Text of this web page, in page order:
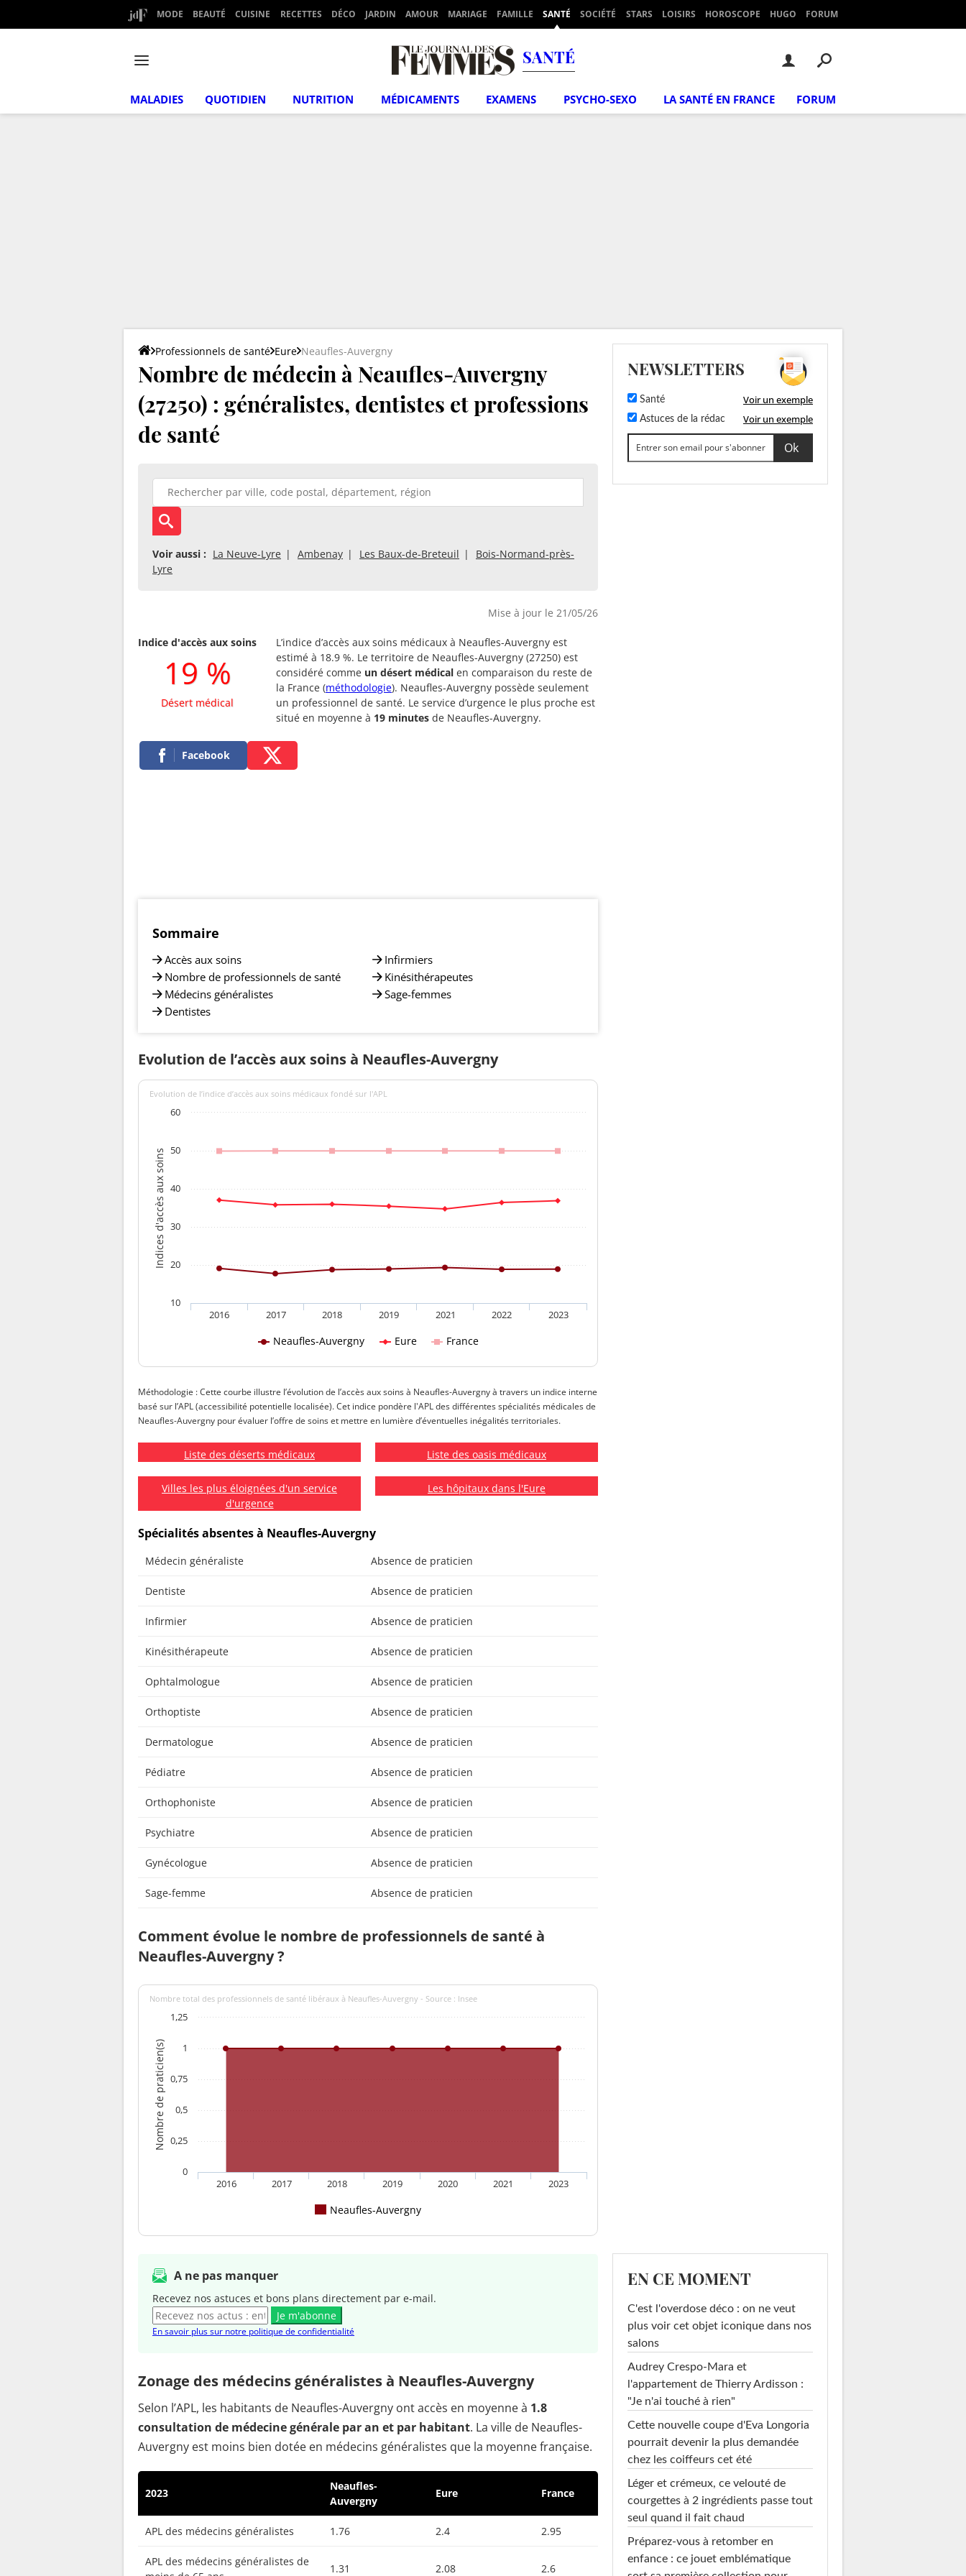
MODE BEAUTÉ CUISINE RECETTES DÉCO JARDIN AMOUR MARIAGE FAMILLE SANTÉ SOCIÉTÉ STARS LOISIRS HOROSCOPE HUGO FORUM
SANTÉ
MALADIES QUOTIDIEN NUTRITION MÉDICAMENTS EXAMENS PSYCHO-SEXO LA SANTÉ EN FRANCE FORUM
Professionnels de santé Eure Neaufles-Auvergny
Nombre de médecin à Neaufles-Auvergny
(27250) : généralistes, dentistes et professions
de santé
Voir aussi : La Neuve-Lyre Ambenay Les Baux-de-Breteuil
Bois-Normand-près-
Lyre
Mise à jour le 21/05/26
Indice d'accès aux soins
19 %
Désert médical
L’indice d’accès aux soins médicaux à Neaufles-Auvergny est
estimé à 18.9 %. Le territoire de Neaufles-Auvergny (27250) est
considéré comme un désert médical en comparaison du reste de
la France (méthodologie). Neaufles-Auvergny possède seulement
un professionnel de santé. Le service d’urgence le plus proche est
situé en moyenne à 19 minutes de Neaufles-Auvergny.
Facebook
Sommaire
Accès aux soins
Nombre de professionnels de santé
Médecins généralistes
Dentistes
Infirmiers
Kinésithérapeutes
Sage-femmes
Evolution de l’accès aux soins à Neaufles-Auvergny
Indices d'accès aux soins
Evolution de l’indice d’accès aux soins médicaux fondé sur l'APL
Neaufles-Auvergny Eure France
2016 2017 2018 2019 2021 2022 2023
10
20
30
40
50
60
Méthodologie : Cette courbe illustre l’évolution de l’accès aux soins à Neaufles-Auvergny à travers un indice interne
basé sur l’APL (accessibilité potentielle localisée). Cet indice pondère l'APL des différentes spécialités médicales de
Neaufles-Auvergny pour évaluer l’offre de soins et mettre en lumière d’éventuelles inégalités territoriales.
Liste des déserts médicaux Liste des oasis médicaux
Villes les plus éloignées d'un service
d'urgence
Les hôpitaux dans l'Eure
Spécialités absentes à Neaufles-Auvergny
Médecin généraliste Absence de praticien
Dentiste Absence de praticien
Infirmier Absence de praticien
Kinésithérapeute Absence de praticien
Ophtalmologue Absence de praticien
Orthoptiste Absence de praticien
Dermatologue Absence de praticien
Pédiatre Absence de praticien
Orthophoniste Absence de praticien
Psychiatre Absence de praticien
Gynécologue Absence de praticien
Sage-femme Absence de praticien
Comment évolue le nombre de professionnels de santé à
Neaufles-Auvergny ?
Nombre de praticien(s)
Nombre total des professionnels de santé libéraux à Neaufles-Auvergny - Source : Insee
Neaufles-Auvergny
2016 2017 2018 2019 2020 2021 2023
0
0,25
0,5
0,75
1
1,25
A ne pas manquer
Recevez nos astuces et bons plans directement par e-mail.
Je m'abonne
En savoir plus sur notre politique de confidentialité
Zonage des médecins généralistes à Neaufles-Auvergny
Selon l’APL, les habitants de Neaufles-Auvergny ont accès en moyenne à 1.8
consultation de médecine générale par an et par habitant. La ville de Neaufles-
Auvergny est moins bien dotée en médecins généralistes que la moyenne française.
2023
Neaufles-
Auvergny
Eure France
APL des médecins généralistes 1.76 2.4 2.95
APL des médecins généralistes de
1.31 2.08 2.6
NEWSLETTERS
Santé Voir un exemple
Astuces de la rédac Voir un exemple
EN CE MOMENT
C'est l'overdose déco : on ne veut
plus voir cet objet iconique dans nos
salons
Audrey Crespo-Mara et
l'appartement de Thierry Ardisson :
"Je n'ai touché à rien"
Cette nouvelle coupe d'Eva Longoria
pourrait devenir la plus demandée
chez les coiffeurs cet été
Léger et crémeux, ce velouté de
courgettes à 2 ingrédients passe tout
seul quand il fait chaud
Préparez-vous à retomber en
enfance : ce jouet emblématique